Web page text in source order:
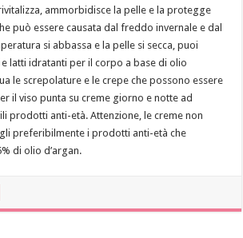
ammorbidisce la pelle e la protegge
può essere causata dal freddo invernale e dal
si abbassa e la pelle si secca, puoi
latti idratanti per il corpo a base di olio
le screpolature e le crepe che possono essere
il viso punta su creme giorno e notte ad
prodotti anti-età. Attenzione, le creme non
preferibilmente i prodotti anti-età che
di olio d’argan.